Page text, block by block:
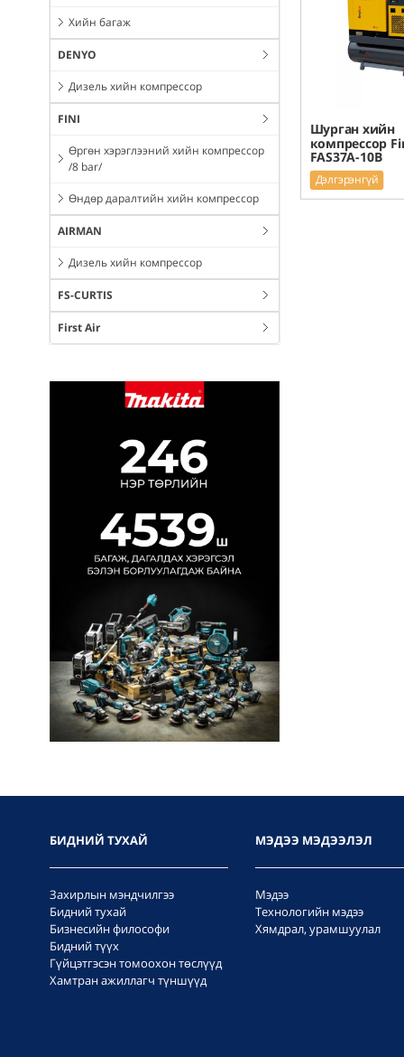
Хийн багаж
DENYO
Дизель хийн компрессор
FINI
Өргөн хэрэглээний хийн компрессор
/8 bar/
Өндөр даралтийн хийн компрессор
AIRMAN
Дизель хийн компрессор
FS-CURTIS
First Air
Шурган хийн
компрессор
FAS37A-10B
Дэлгэрэнгүй
БИДНИЙ ТУХАЙ
Захирлын мэндчилгээ
Бидний тухай
Бизнесийн философи
Бидний түүх
Гүйцэтгэсэн томоохон төслүүд
Хамтран ажиллагч түншүүд
МЭДЭЭ МЭДЭЭЛЭЛ
Мэдээ
Технологийн мэдээ
Хямдрал, урамшуулал